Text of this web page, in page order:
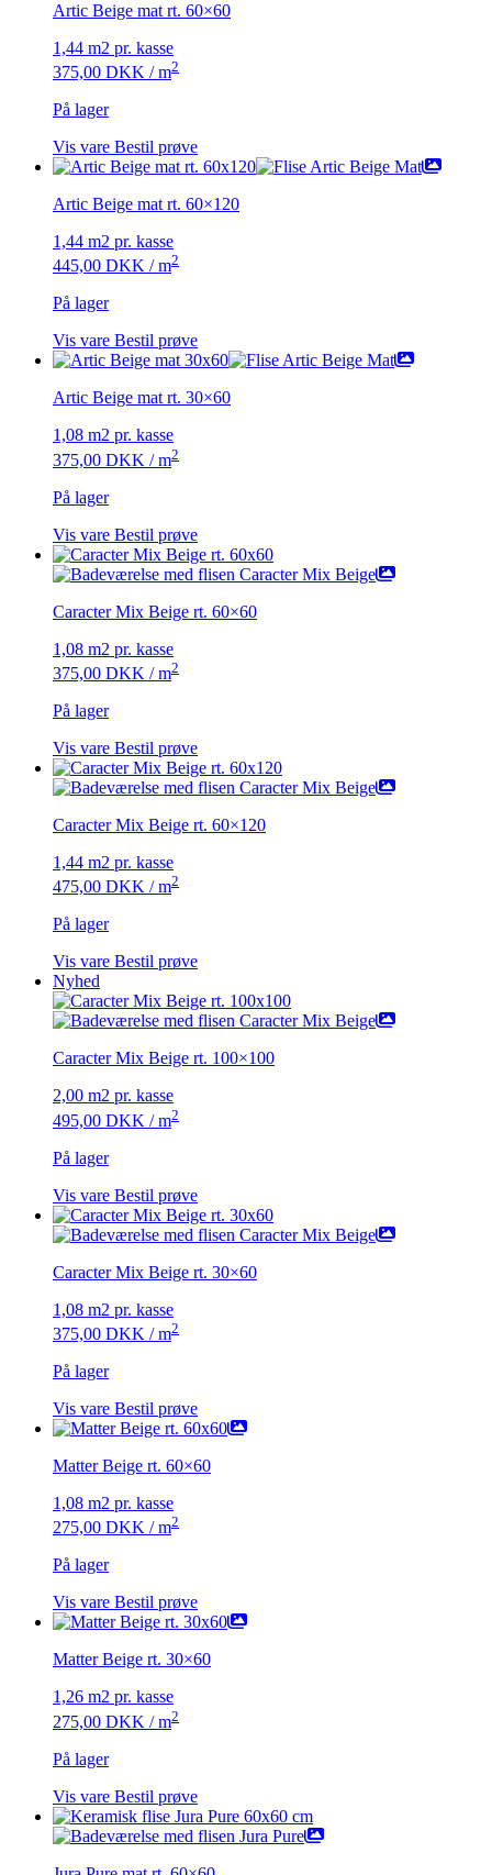
Artic Beige mat rt. 60×60
1,44 m2 pr. kasse
375,00 DKK / m2
På lager
Vis vare Bestil prøve
Artic Beige mat rt. 60×120
1,44 m2 pr. kasse
445,00 DKK / m2
På lager
Vis vare Bestil prøve
Artic Beige mat rt. 30×60
1,08 m2 pr. kasse
375,00 DKK / m2
På lager
Vis vare Bestil prøve
Caracter Mix Beige rt. 60×60
1,08 m2 pr. kasse
375,00 DKK / m2
På lager
Vis vare Bestil prøve
Caracter Mix Beige rt. 60×120
1,44 m2 pr. kasse
475,00 DKK / m2
På lager
Vis vare Bestil prøve
Nyhed
Caracter Mix Beige rt. 100×100
2,00 m2 pr. kasse
495,00 DKK / m2
På lager
Vis vare Bestil prøve
Caracter Mix Beige rt. 30×60
1,08 m2 pr. kasse
375,00 DKK / m2
På lager
Vis vare Bestil prøve
Matter Beige rt. 60×60
1,08 m2 pr. kasse
275,00 DKK / m2
På lager
Vis vare Bestil prøve
Matter Beige rt. 30×60
1,26 m2 pr. kasse
275,00 DKK / m2
På lager
Vis vare Bestil prøve